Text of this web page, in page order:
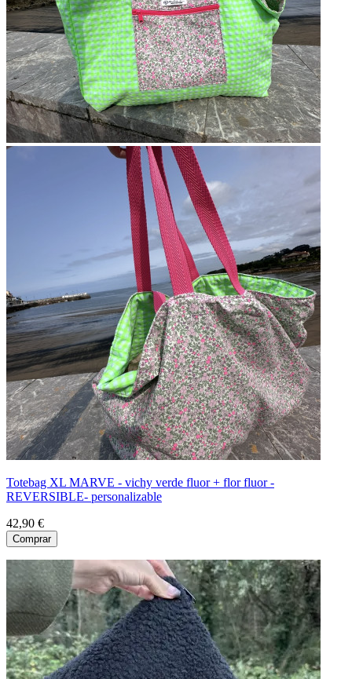
Totebag XL MARVE - vichy verde fluor + flor fluor -
REVERSIBLE- personalizable
42,90 €
Comprar